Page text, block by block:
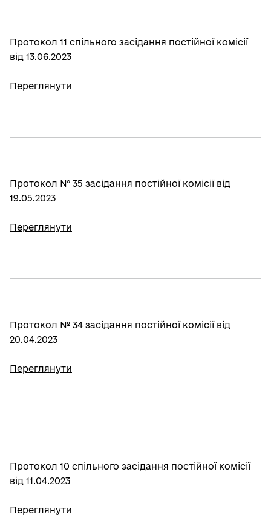
Протокол 11 спільного засідання постійної комісії
від 13.06.2023
Переглянути
Протокол № 35 засідання постійної комісії від
19.05.2023
Переглянути
Протокол № 34 засідання постійної комісії від
20.04.2023
Переглянути
Протокол 10 спільного засідання постійної комісії
від 11.04.2023
Переглянути